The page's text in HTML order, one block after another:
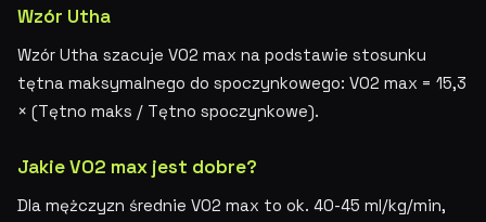
Wzór Utha
Wzór Utha szacuje VO2 max na podstawie stosunku
tętna maksymalnego do spoczynkowego: VO2 max = 15,3
× (Tętno maks / Tętno spoczynkowe).
Jakie VO2 max jest dobre?
Dla mężczyzn średnie VO2 max to ok. 40-45 ml/kg/min,